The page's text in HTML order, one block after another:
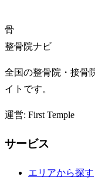
骨
整骨院ナビ
全国の整骨院・接骨
イトです。
運営: First Temple
サービス
エリアから探す